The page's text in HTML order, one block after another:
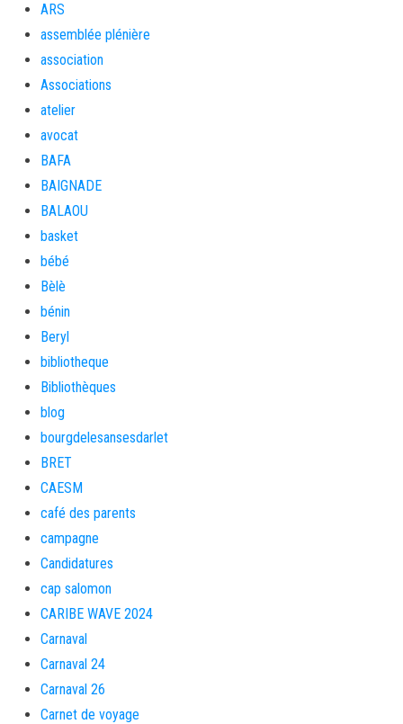
ARS
assemblée plénière
association
Associations
atelier
avocat
BAFA
BAIGNADE
BALAOU
basket
bébé
Bèlè
bénin
Beryl
bibliotheque
Bibliothèques
blog
bourgdelesansesdarlet
BRET
CAESM
café des parents
campagne
Candidatures
cap salomon
CARIBE WAVE 2024
Carnaval
Carnaval 24
Carnaval 26
Carnet de voyage